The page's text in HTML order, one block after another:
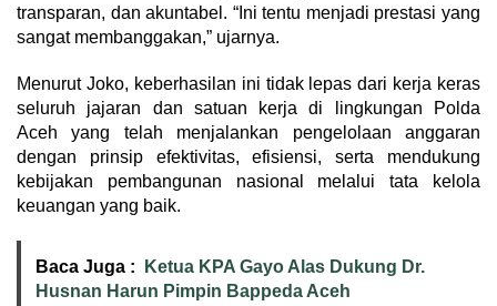
transparan, dan akuntabel. “Ini tentu menjadi prestasi yang
sangat membanggakan,” ujarnya.
Menurut Joko, keberhasilan ini tidak lepas dari kerja keras
seluruh jajaran dan satuan kerja di lingkungan Polda
Aceh yang telah menjalankan pengelolaan anggaran
dengan prinsip efektivitas, efisiensi, serta mendukung
kebijakan pembangunan nasional melalui tata kelola
keuangan yang baik.
Baca Juga :
Ketua KPA Gayo Alas Dukung Dr.
Husnan Harun Pimpin Bappeda Aceh